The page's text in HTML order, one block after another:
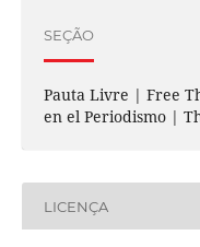
SEÇÃO
Pauta Livre | Free
en el Periodismo |
LICENÇA